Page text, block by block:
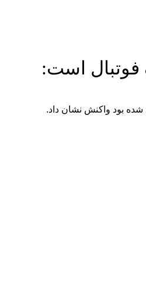
فوتبال است:
شده بود واکنش نشان داد.